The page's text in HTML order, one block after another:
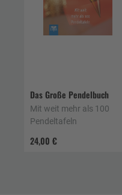
Das Große Pendelbuch
24,00 €
Mit weit mehr als 100
Pendeltafeln